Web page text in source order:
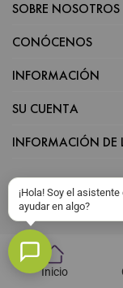
Inicio
SOBRE NOSOTROS
CONÓCENOS
INFORMACIÓN
SU CUENTA
INFORMACIÓN DE
¡Hola! Soy el
ayudar en algo?